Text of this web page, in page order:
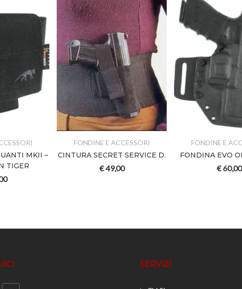
MKII –
TIGER
FONDINE E ACCESSORI
CINTURA SECRET SERVICE D.
€49,00
FONDINE E
FONDINA EVO
€60,00
SERVIZI